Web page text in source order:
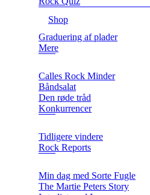
Shop
Graduering af plader
Mere
Calles Rock Minder
Båndsalat
Den røde tråd
Konkurrencer
Tidligere vindere
Rock Reports
Min dag med Sorte Fugle
The Martie Peters Story